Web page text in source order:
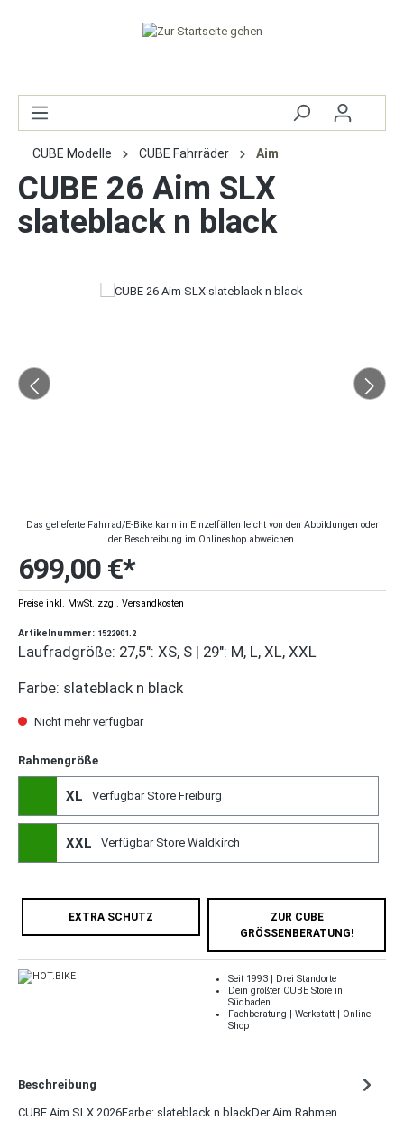
CUBE Modelle CUBE Fahrräder Aim
CUBE 26 Aim SLX
slateblack n black
Das gelieferte Fahrrad/E-Bike kann in Einzelfällen leicht von den Abbildungen oder
der Beschreibung im Onlineshop abweichen.
699,00 €*
Preise inkl. MwSt. zzgl. Versandkosten
Artikelnummer: 1522901.2
Laufradgröße: 27,5": XS, S | 29": M, L, XL, XXL
Farbe: slateblack n black
Nicht mehr verfügbar
Rahmengröße
XL Verfügbar Store Freiburg
XXL Verfügbar Store Waldkirch
EXTRA SCHUTZ
ZUR CUBE
GRÖSSENBERATUNG!
Seit 1993 | Drei Standorte
Dein größter CUBE Store in
Südbaden
Fachberatung | Werkstatt | Online-
Shop
Beschreibung
CUBE Aim SLX 2026Farbe: slateblack n blackDer Aim Rahmen